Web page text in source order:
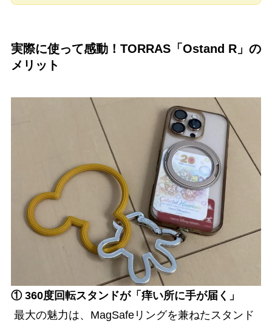
実際に使って感動！TORRAS「Ostand R」の
メリット
① 360度回転スタンドが「痒い所に手が届く」
最大の魅力は、MagSafeリングを兼ねたスタンド